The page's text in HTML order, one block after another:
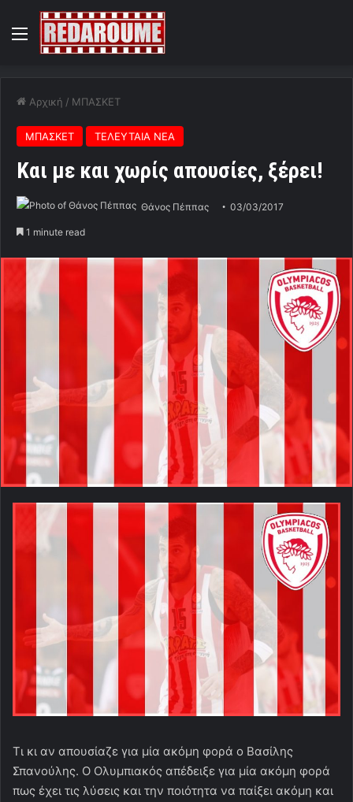
Menu
Αρχική / ΜΠΑΣΚΕΤ
ΜΠΑΣΚΕΤ ΤΕΛΕΥΤΑΙΑ ΝΕΑ
Και με και χωρίς απουσίες, ξέρει!
Θάνος Πέππας 03/03/2017
1 minute read
Τι κι αν απουσίαζε για μία ακόμη φορά ο Βασίλης
Σπανούλης. Ο Ολυμπιακός απέδειξε για μία ακόμη φορά
πως έχει τις λύσεις και την ποιότητα να παίξει ακόμη και